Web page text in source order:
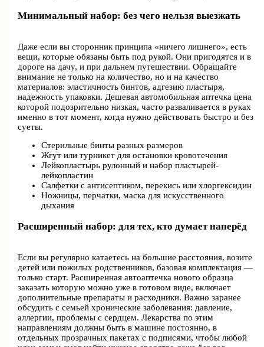
Минимальный набор: без чего нельзя выезжать
Даже если вы сторонник принципа «ничего лишнего», есть
вещи, которые обязаны быть под рукой. Они пригодятся и в
дороге на дачу, и при дальнем путешествии. Обращайте
внимание не только на количество, но и на качество
материалов: эластичность бинтов, адгезию пластыря,
надежность упаковки. Дешевая автомобильная аптечка цена
которой подозрительно низкая, часто разваливается в руках
именно в тот момент, когда нужно действовать быстро и без
суеты.
Стерильные бинты разных размеров
Жгут или турникет для остановки кровотечения
Лейкопластырь рулонный и набор пластырей-
лейкопластин
Салфетки с антисептиком, перекись или хлоргексидин
Ножницы, перчатки, маска для искусственного
дыхания
Расширенный набор: для тех, кто думает наперёд
Если вы регулярно катаетесь на большие расстояния, возите
детей или пожилых родственников, базовая комплектация —
только старт. Расширенная автоаптечка нового образца
заказать которую можно уже в готовом виде, включает
дополнительные препараты и расходники. Важно заранее
обсудить с семьей хронические заболевания: давление,
аллергии, проблемы с сердцем. Лекарства по этим
направлениям должны быть в машине постоянно, в
отдельных прозрачных пакетах с подписями, чтобы любой